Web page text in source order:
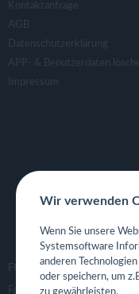
Kontaktanfrage
AGB
Datenschutzerklärung
APP- & Benutzerdaten
Impressum
FOLGE UNS
Facebook
Wir verwenden
Wenn Sie unsere
Systemsoftware
anderen
oder speichern, um